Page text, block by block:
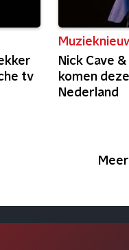
tv
Nick Cave
komen
Nederland